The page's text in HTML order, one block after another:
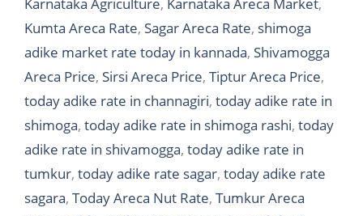
Kumta Areca Rate, Sagar Areca Rate, shimoga
adike market rate today in kannada, Shivamogga
Areca Price, Sirsi Areca Price, Tiptur Areca Price,
today adike rate in channagiri, today adike rate in
shimoga, today adike rate in shimoga rashi, today
adike rate in shivamogga, today adike rate in
tumkur, today adike rate sagar, today adike rate
sagara, Today Areca Nut Rate, Tumkur Areca